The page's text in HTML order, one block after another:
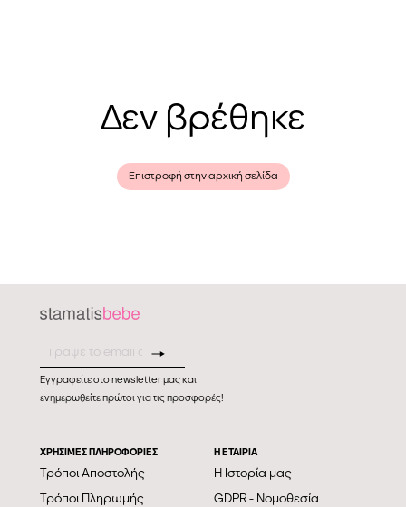
Δεν βρέθηκε
Επιστροφή στην αρχική σελίδα
Εγγραφείτε στο newsletter μας και
ενημερωθείτε πρώτοι για τις προσφορές!
ΧΡΗΣΙΜΕΣ ΠΛΗΡΟΦΟΡΙΕΣ
Τρόποι Αποστολής
Τρόποι Πληρωμής
Η ΕΤΑΙΡΊΑ
Η Ιστορία μας
GDPR - Νομοθεσία